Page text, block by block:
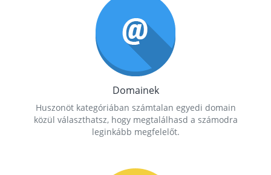
Domainek
Huszonöt kategóriában számtalan egyedi domain
közül választhatsz, hogy megtalálhasd a számodra
leginkább megfelelőt.